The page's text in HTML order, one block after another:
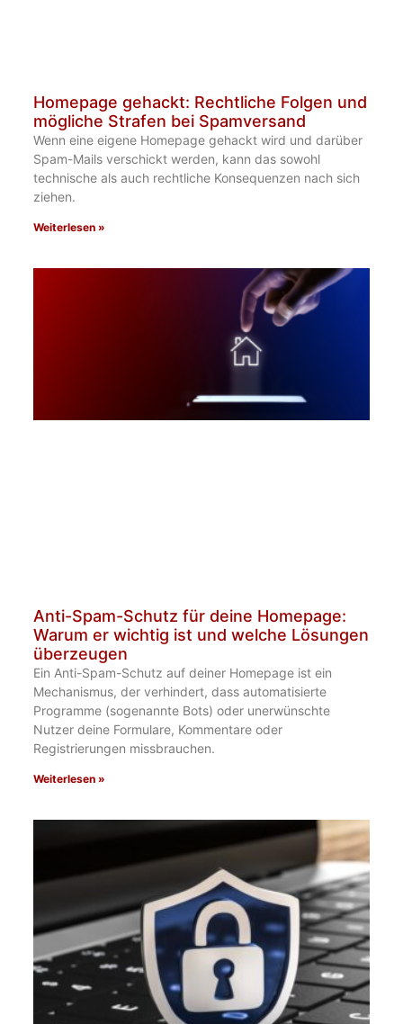
Homepage gehackt: Rechtliche Folgen und
mögliche Strafen bei Spamversand
Wenn eine eigene Homepage gehackt wird und darüber
Spam-Mails verschickt werden, kann das sowohl
technische als auch rechtliche Konsequenzen nach sich
ziehen.
Weiterlesen »
Anti-Spam-Schutz für deine Homepage:
Warum er wichtig ist und welche Lösungen
überzeugen
Ein Anti-Spam-Schutz auf deiner Homepage ist ein
Mechanismus, der verhindert, dass automatisierte
Programme (sogenannte Bots) oder unerwünschte
Nutzer deine Formulare, Kommentare oder
Registrierungen missbrauchen.
Weiterlesen »